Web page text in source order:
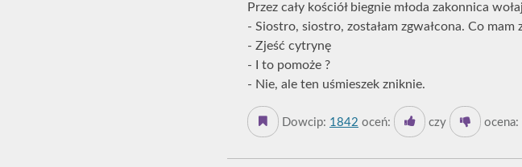
Przez cały kościół biegnie młoda zakonnica
- Siostro, siostro, zostałam zgwałcona. Co mam
- Zjeść cytrynę
- I to pomoże ?
- Nie, ale ten uśmieszek zniknie.
Dowcip: 1842 oceń: czy ocena: